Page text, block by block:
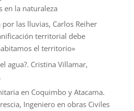
en la naturaleza
las lluvias, Carlos Reiher
territorial debe
el territorio»
agua?. Cristina Villamar,
en Coquimbo y Atacama.
Ingeniero en obras Civiles